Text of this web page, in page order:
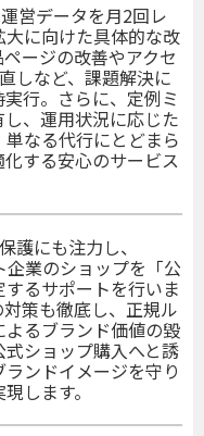
営データを月2回レ
に向けた具体的な改
ージの改善やアクセ
しなど、課題解決に
行。さらに、定例ミ
、運用状況に応じた
なる代行にとどまら
する安心のサービス
にも注力し、
業のショップを「公
るサポートを行いま
策も徹底し、正規ル
るブランド価値の毀
ショップ購入へと誘
ンドイメージを守り
します。